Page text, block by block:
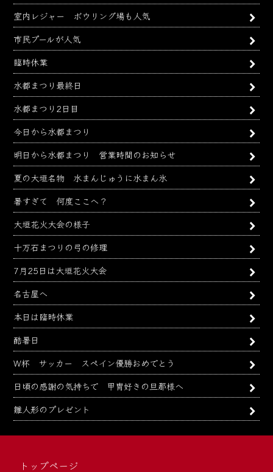
室内レジャー ボウリング場も人気
市民プールが人気
臨時休業
水都まつり最終日
水都まつり2日目
今日から水都まつり
明日から水都まつり 営業時間のお知らせ
夏の大垣名物 水まんじゅうに水まん氷
暑すぎて 何度ここへ？
大垣花火大会の様子
十万石まつりの弓の修理
7月25日は大垣花火大会
名古屋へ
本日は臨時休業
酷暑日
W杯 サッカー スペイン優勝おめでとう
日頃の感謝の気持ちで 甲冑好きの旦那様へ
雛人形のプレゼント
トップページ